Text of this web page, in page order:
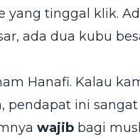
tinggal klik.
ada dua kubu
Hanafi. Kalau
pendapat ini
wajib bagi